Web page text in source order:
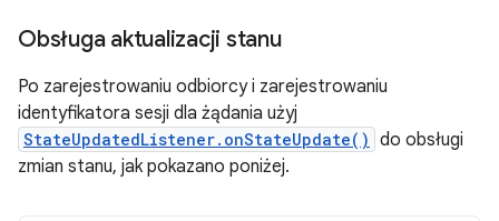
Obsługa aktualizacji stanu
Po zarejestrowaniu odbiorcy i zarejestrowaniu
identyfikatora sesji dla żądania użyj
StateUpdatedListener.onStateUpdate() do obsługi
zmian stanu, jak pokazano poniżej.